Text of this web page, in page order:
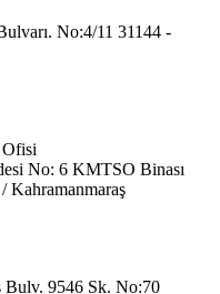
No:4/11 31144 -
Ofisi
No: 6 KMTSO Binası
Kahramanmaraş
Bulv. 9546 Sk. No:70